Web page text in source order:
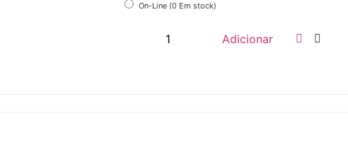
On-Line (0 Em stock)
Adicionar